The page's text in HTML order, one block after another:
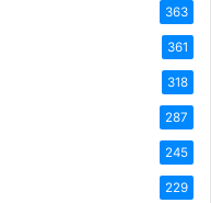
363
361
318
287
245
229